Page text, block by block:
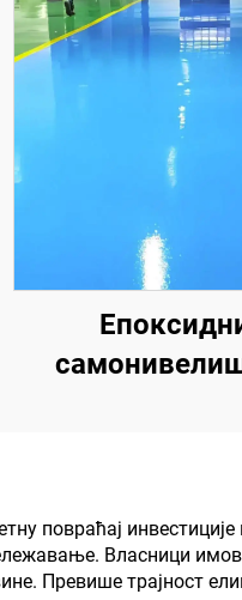
луксузне
пројекте
повраћај
Власници
Превише трајност